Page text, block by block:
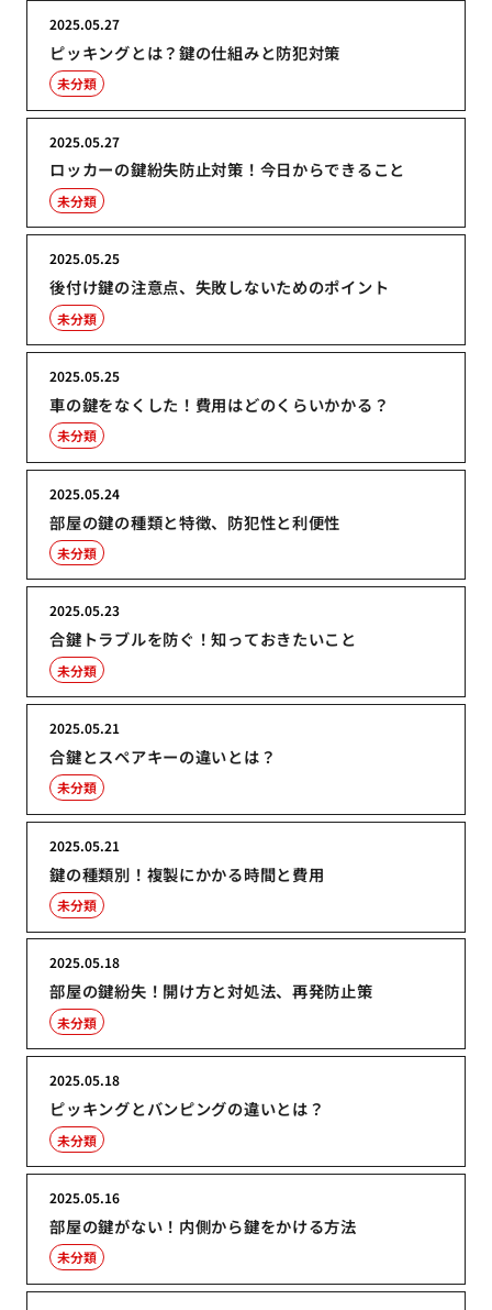
ピッキングとは？鍵の仕組みと防犯対策
2025.05.27
未分類
ロッカーの鍵紛失防止対策！今日からできること
2025.05.27
未分類
後付け鍵の注意点、失敗しないためのポイント
2025.05.25
未分類
車の鍵をなくした！費用はどのくらいかかる？
2025.05.25
未分類
部屋の鍵の種類と特徴、防犯性と利便性
2025.05.24
未分類
合鍵トラブルを防ぐ！知っておきたいこと
2025.05.23
未分類
合鍵とスペアキーの違いとは？
2025.05.21
未分類
鍵の種類別！複製にかかる時間と費用
2025.05.21
未分類
部屋の鍵紛失！開け方と対処法、再発防止策
2025.05.18
未分類
ピッキングとバンピングの違いとは？
2025.05.18
未分類
部屋の鍵がない！内側から鍵をかける方法
2025.05.16
未分類